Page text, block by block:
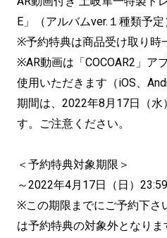
E」（アルバムver.１種類予定
※予約特典は商品受け取り時
※AR動画は「COCOAR2」ア
使用いただきます（iOS、
期間は、2022年8月17日（水
す。ご注意ください。
＜予約特典対象期限＞
～2022年4月17日（日）
※この期限までにご予約下さ
は予約特典の対象外となりま